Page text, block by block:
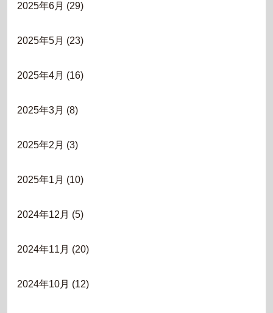
2025年6月 (29)
2025年5月 (23)
2025年4月 (16)
2025年3月 (8)
2025年2月 (3)
2025年1月 (10)
2024年12月 (5)
2024年11月 (20)
2024年10月 (12)